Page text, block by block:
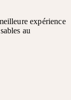
expérience
au